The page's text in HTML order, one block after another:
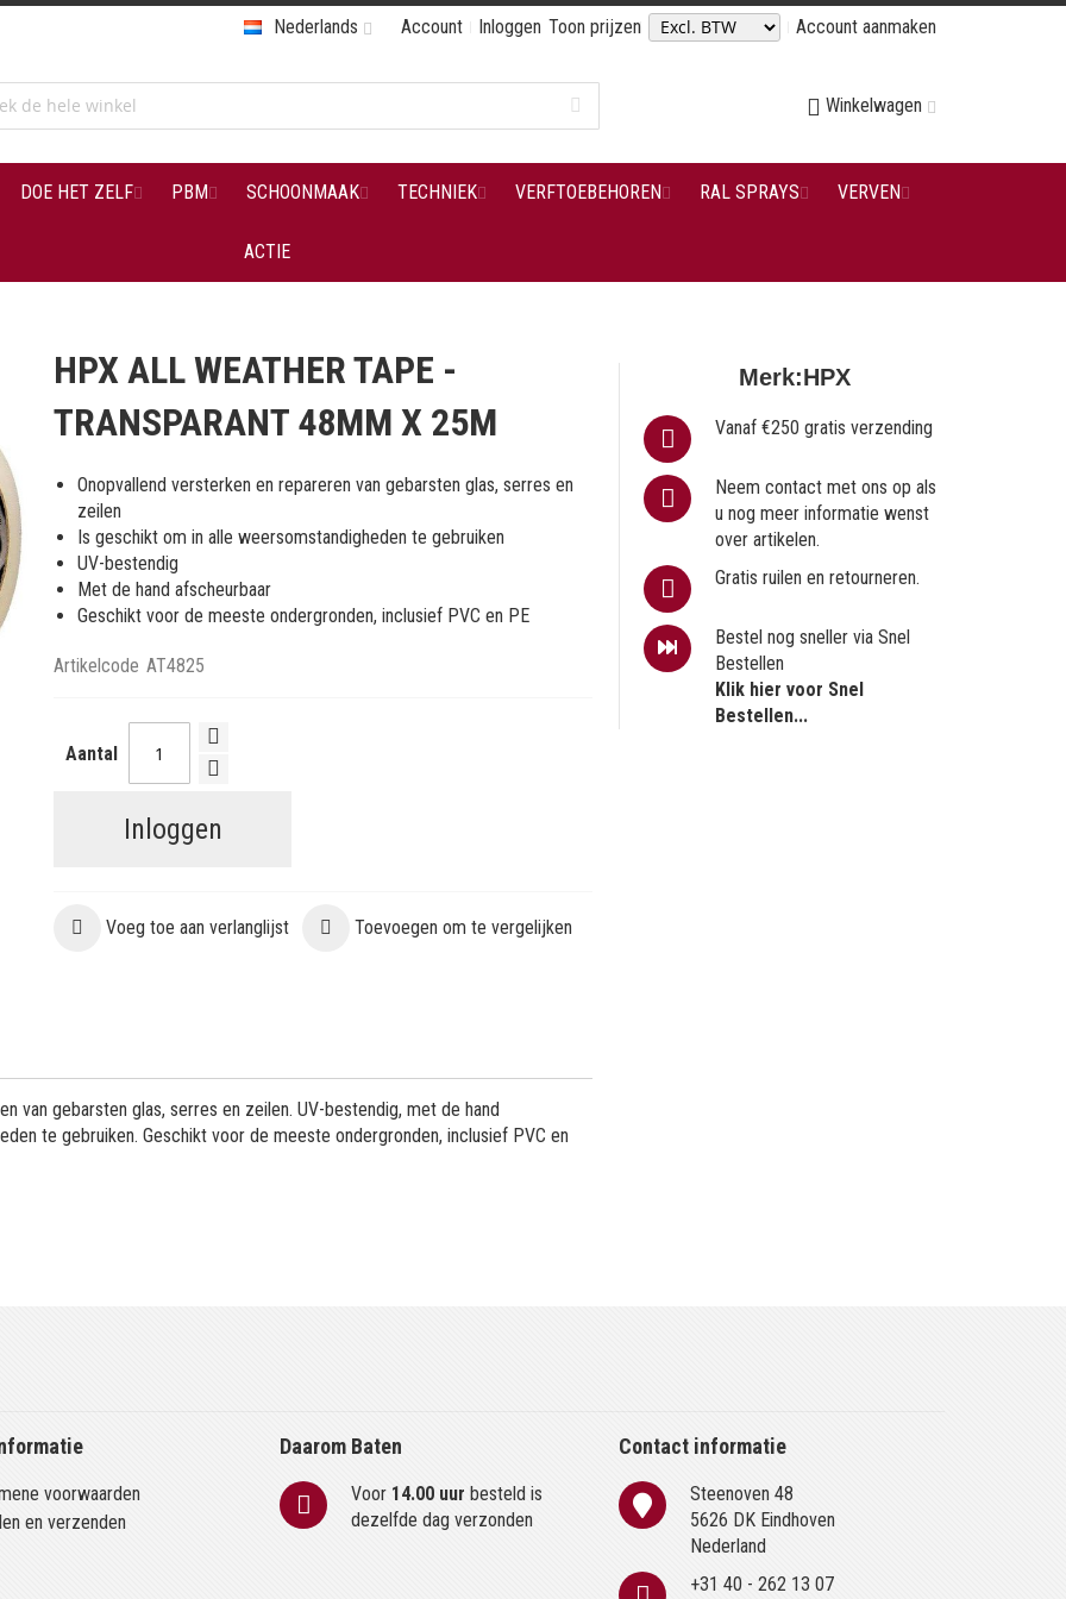
Account Inloggen Toon prijzen Account aanmaken
Nederlands
Winkelwagen
DOE HET ZELF PBM SCHOONMAAK TECHNIEK VERFTOEBEHOREN RAL SPRAYS VERVEN
ACTIE
HPX ALL WEATHER TAPE -
TRANSPARANT 48MM X 25M
Onopvallend versterken en repareren van gebarsten glas, serres en
zeilen
Is geschikt om in alle weersomstandigheden te gebruiken
UV-bestendig
Met de hand afscheurbaar
Geschikt voor de meeste ondergronden, inclusief PVC en PE
Artikelcode AT4825
Aantal
Inloggen
Voeg toe aan verlanglijst Toevoegen om te vergelijken
Merk:HPX
Vanaf €250 gratis verzending
Neem contact met ons op als
u nog meer informatie wenst
over artikelen.
Gratis ruilen en retourneren.
Bestel nog sneller via Snel
Bestellen
Klik hier voor Snel
Bestellen...
van gebarsten glas, serres en zeilen. UV-bestendig, met de hand
te gebruiken. Geschikt voor de meeste ondergronden, inclusief PVC en
voorwaarden
en verzenden
Daarom Baten
Voor 14.00 uur besteld is
dezelfde dag verzonden
Contact informatie
Steenoven 48
5626 DK Eindhoven
Nederland
+31 40 - 262 13 07